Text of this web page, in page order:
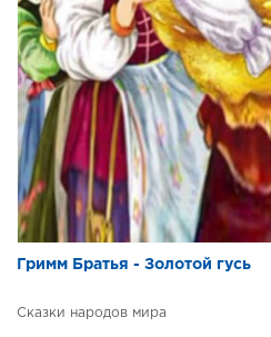
Гримм Братья - Золотой гусь
Сказки народов мира